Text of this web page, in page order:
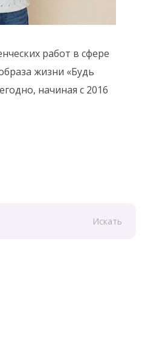
работ в сфере
жизни «Будь
начиная с 2016
Искать